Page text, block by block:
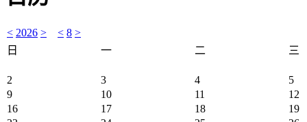
< 2026 > < 8 >
日
一 二 三
2 3 4
5
9
10 11
12
16
17 18
19